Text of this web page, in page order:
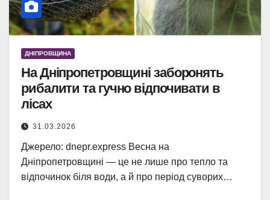
ДНІПРОВЩИНА
На Дніпропетровщині заборонять
рибалити та гучно відпочивати в
лісах
31.03.2026
Джерело: dnepr.express Весна на
Дніпропетровщині — це не лише про тепло та
відпочинок біля води, а й про період суворих…